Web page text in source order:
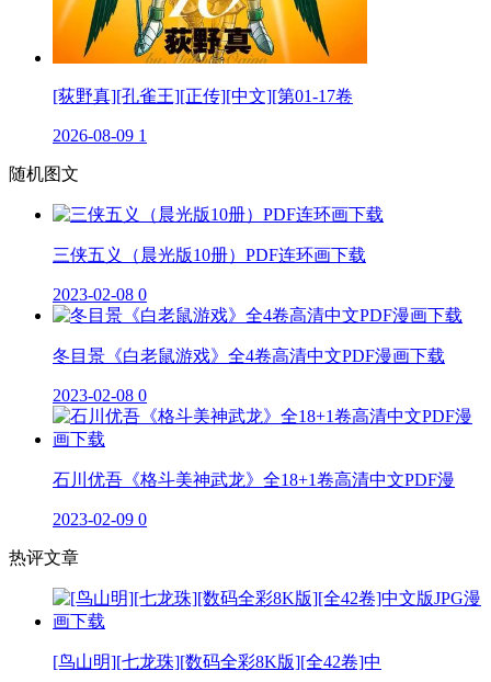
[荻野真][孔雀王][正传][中文][第01-17卷
2026-08-09 1
随机图文
三侠五义（晨光版10册）PDF连环画下载
2023-02-08 0
冬目景《白老鼠游戏》全4卷高清中文PDF漫画下载
2023-02-08 0
石川优吾《格斗美神武龙》全18+1卷高清中文PDF漫
2023-02-09 0
热评文章
[鸟山明][七龙珠][数码全彩8K版][全42卷]中